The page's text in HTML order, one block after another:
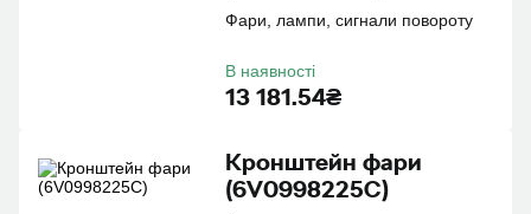
Фари, лампи, сигнали повороту
13 181.54₴
В наявності
Кронштейн фари
(6V0998225C)